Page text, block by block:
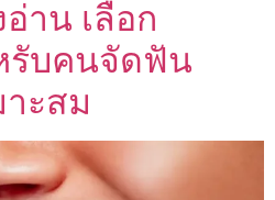
าน เลือก
รับคนจัดฟัน
าะสม